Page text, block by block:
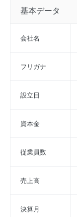
基本データ
会社名
フリガナ
設立日
資本金
従業員数
売上高
決算月